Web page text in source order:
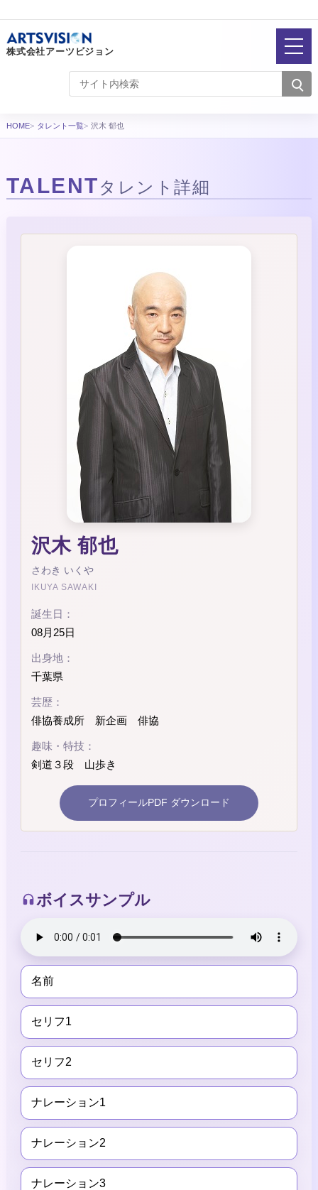
株式会社アーツビジョン
HOME タレント一覧 沢木 郁也
TALENTタレント詳細
沢木 郁也
さわき いくや
IKUYA SAWAKI
誕生日：
08月25日
出身地：
千葉県
芸歴：
俳協養成所 新企画 俳協
趣味・特技：
剣道３段 山歩き
プロフィールPDF ダウンロード
ボイスサンプル
名前
セリフ1
セリフ2
ナレーション1
ナレーション2
ナレーション3